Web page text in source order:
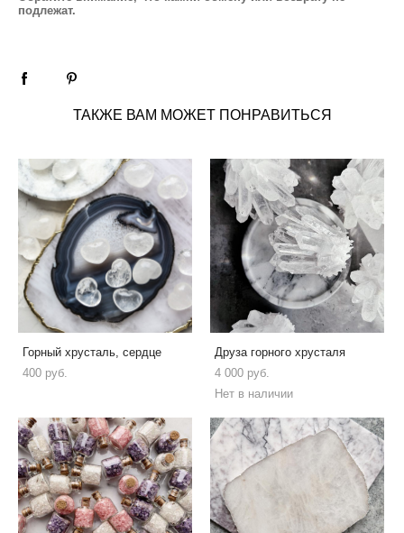
подлежат.
ТАКЖЕ ВАМ МОЖЕТ ПОНРАВИТЬСЯ
Горный хрусталь, сердце
400 pуб.
Друза горного хрусталя
4 000 pуб.
Нет в наличии